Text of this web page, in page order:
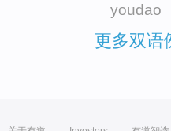
youdao
更多双语